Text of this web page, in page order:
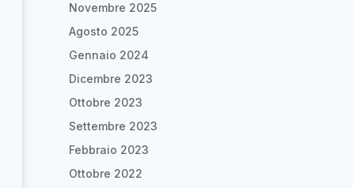
Novembre 2025
Agosto 2025
Gennaio 2024
Dicembre 2023
Ottobre 2023
Settembre 2023
Febbraio 2023
Ottobre 2022